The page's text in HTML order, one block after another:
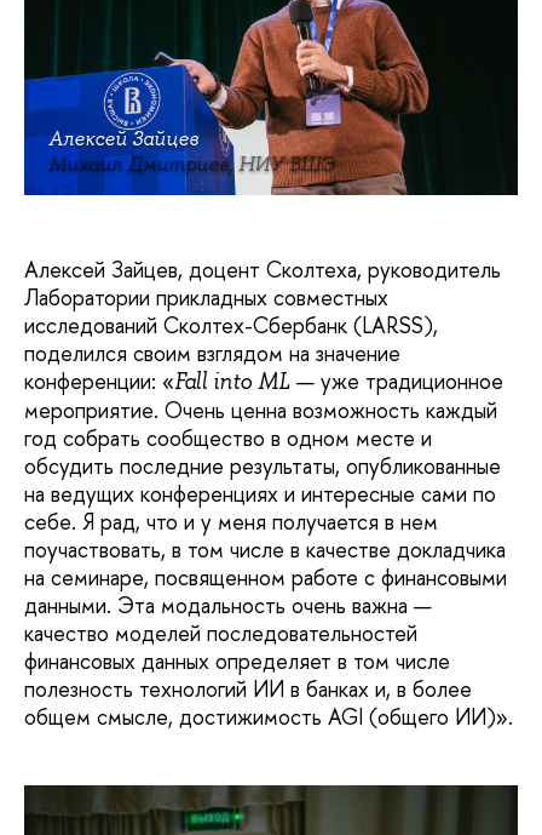
Алексей Зайцев
Михаил Дмитриев, НИУ ВШЭ
Алексей Зайцев, доцент Сколтеха, руководитель
Лаборатории прикладных совместных
исследований Сколтех-Сбербанк (LARSS),
поделился своим взглядом на значение
конференции: «Fall into ML — уже традиционное
мероприятие. Очень ценна возможность каждый
год собрать сообщество в одном месте и
обсудить последние результаты, опубликованные
на ведущих конференциях и интересные сами по
себе. Я рад, что и у меня получается в нем
поучаствовать, в том числе в качестве докладчика
на семинаре, посвященном работе с финансовыми
данными. Эта модальность очень важна —
качество моделей последовательностей
финансовых данных определяет в том числе
полезность технологий ИИ в банках и, в более
общем смысле, достижимость AGI (общего ИИ)».